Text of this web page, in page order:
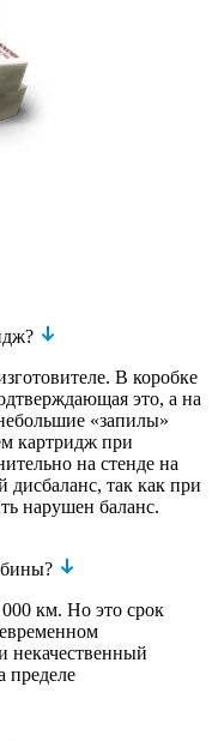
В коробке
это, а на
«запилы»
картридж при
на стенде на
дисбаланс, так как при
нарушен баланс.
км. Но это срок
некачественный
пределе